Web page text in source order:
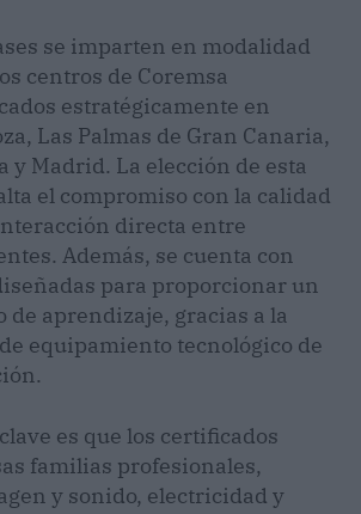
se imparten en modalidad
centros de Coremsa
estratégicamente en
Las Palmas de Gran Canaria,
y Madrid. La elección de esta
el compromiso con la calidad
directa entre
Además, se cuenta con
para proporcionar un
de aprendizaje, gracias a la
equipamiento tecnológico de
es que los certificados
familias profesionales,
y sonido, electricidad y